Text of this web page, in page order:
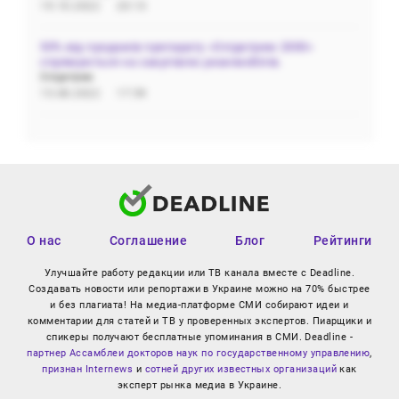
50% від продажів препарату «Олідетрим 2000»
спрямуються на закупівлю реанімобілів.
О нас Соглашение Блог Рейтинги
Улучшайте работу редакции или ТВ канала вместе с Deadline.
Создавать новости или репортажи в Украине можно на 70% быстрее
и без плагиата! На медиа-платформе СМИ собирают идеи и
комментарии для статей и ТВ у проверенных экспертов. Пиарщики и
спикеры получают бесплатные упоминания в СМИ. Deadline -
партнер Ассамблеи докторов наук по государственному управлению,
признан Internews и сотней других известных организацийкак
эксперт рынка медиа в Украине.